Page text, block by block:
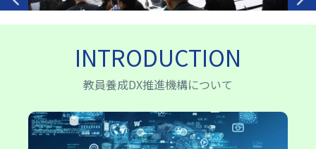
INTRODUCTION
教員養成DX推進機構について